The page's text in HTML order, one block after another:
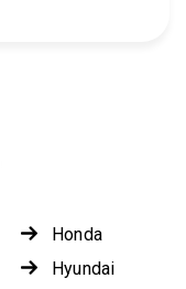
Honda
Hyundai